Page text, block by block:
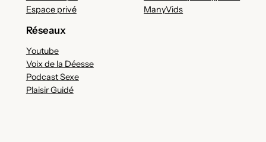
Espace privé
ManyVids
Réseaux
Youtube
Voix de la Déesse
Podcast Sexe
Plaisir Guidé